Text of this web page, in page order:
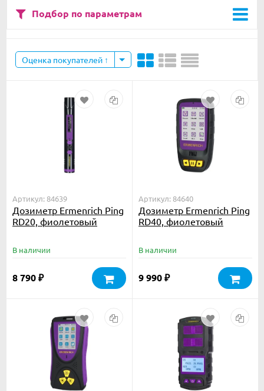
Подбор по параметрам
Оценка покупателей
Артикул: 84639
Дозиметр Ermenrich Ping
RD20, фиолетовый
В наличии
8 790 ₽
Артикул: 84640
Дозиметр Ermenrich Ping
RD40, фиолетовый
В наличии
9 990 ₽